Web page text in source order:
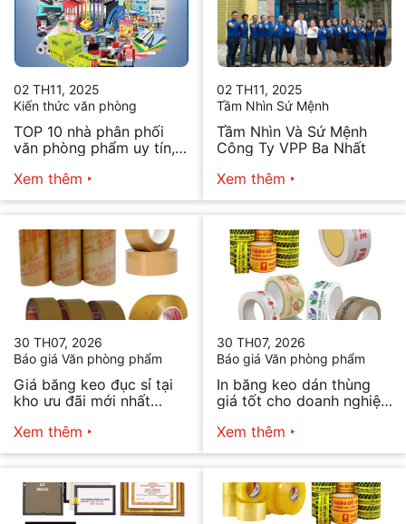
02 TH11, 2025
Kiến thức văn phòng
TOP 10 nhà phân phối
văn phòng phẩm uy tín,
Xem thêm
02 TH11, 2025
Tầm Nhìn Sứ Mệnh
Tầm Nhìn Và Sứ Mệnh
Công Ty VPP Ba Nhất
Xem thêm
30 TH07, 2026
Báo giá Văn phòng phẩm
Giá băng keo đục sỉ tại
kho ưu đãi mới nhất
Xem thêm
30 TH07, 2026
Báo giá Văn phòng phẩm
In băng keo dán thùng
giá tốt cho doanh nghiệp
Xem thêm